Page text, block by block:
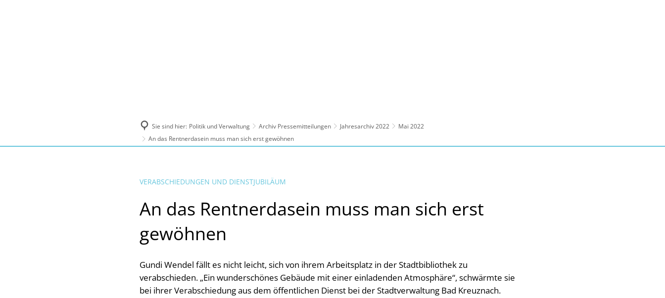
Sie sind hier: Politik und Verwaltung Archiv Pressemitteilungen Jahresarchiv 2022
Mai 2022
An das Rentnerdasein muss man sich erst gewöhnen
VERABSCHIEDUNGEN UND DIENSTJUBILÄUM
An das Rentnerdasein muss man sich erst
gewöhnen
Gundi Wendel fällt es nicht leicht, sich von ihrem Arbeitsplatz in der Stadtbibliothek zu
verabschieden. „Ein wunderschönes Gebäude mit einer einladenden Atmosphäre“, schwärmte sie
bei ihrer Verabschiedung aus dem öffentlichen Dienst bei der Stadtverwaltung Bad Kreuznach.